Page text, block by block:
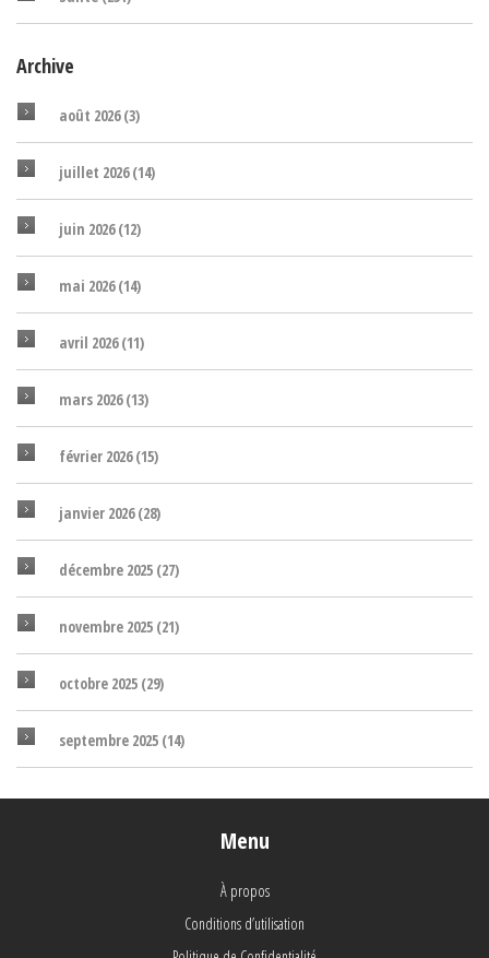
Archive
août 2026(3)
juillet 2026(14)
juin 2026(12)
mai 2026(14)
avril 2026(11)
mars 2026(13)
février 2026(15)
janvier 2026(28)
décembre 2025 (27)
novembre 2025 (21)
octobre 2025 (29)
septembre 2025 (14)
Menu
À propos
Conditions d’utilisation